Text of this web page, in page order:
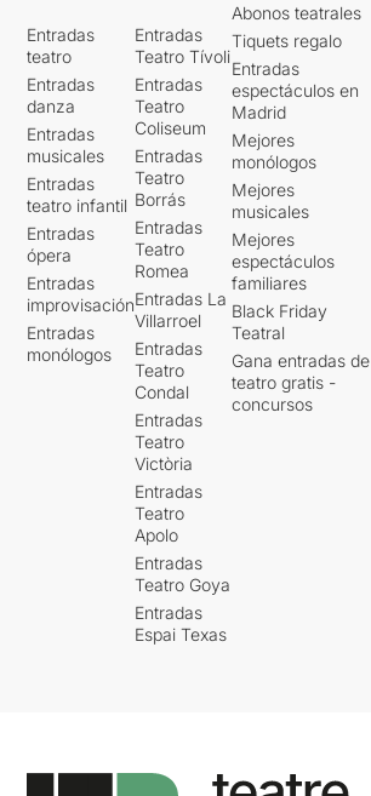
Entradas
teatro
Entradas
danza
Entradas
musicales
Entradas
teatro infantil
Entradas
ópera
Entradas
improvisación
Entradas
monólogos
Entradas
Teatro Tívoli
Entradas
Teatro
Coliseum
Entradas
Teatro
Borrás
Entradas
Teatro
Romea
Entradas La
Villarroel
Entradas
Teatro
Condal
Entradas
Teatro
Victòria
Entradas
Teatro
Apolo
Entradas
Teatro Goya
Entradas
Espai Texas
Abonos teatrales
Tiquets regalo
Entradas
espectáculos en
Madrid
Mejores
monólogos
Mejores
musicales
Mejores
espectáculos
familiares
Black Friday
Teatral
Gana entradas de
teatro gratis -
concursos